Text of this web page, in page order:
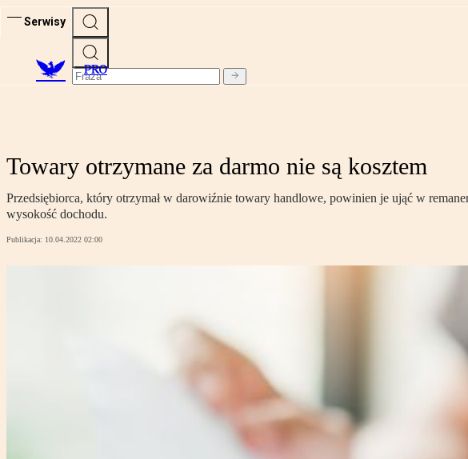
Serwisy
PRO
Towary otrzymane za darmo nie są kosztem
Przedsiębiorca, który otrzymał w darowiźnie towary handlowe, powinien je ująć w
wysokość dochodu.
Publikacja: 10.04.2022 02:00